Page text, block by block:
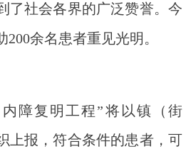
了社会各界的广泛赞誉。今
200余名患者重见光明。
障复明工程”将以镇（街
上报，符合条件的患者，可